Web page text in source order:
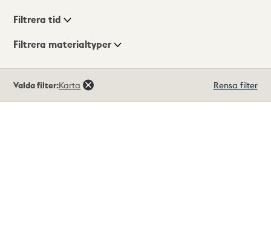
Visningsläge
Filtrera tid
Filtrera materialtyper
träffar
Valda filter:Karta Rensa filter